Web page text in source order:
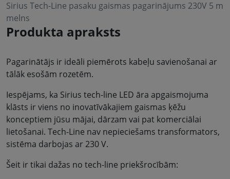
Sirius Tech-Line pasaku gaismas pagarinājums 230V 5 m
melns
Produkta apraksts
Pagarinātājs ir ideāli piemērots kabeļu savienošanai ar
tālāk esošām rozetēm.
Iespējams, ka Sirius tech-line LED āra apgaismojuma
klāsts ir viens no inovatīvākajiem gaismas ķēžu
konceptiem jūsu mājai, dārzam vai pat komerciālai
lietošanai. Tech-Line nav nepieciešams transformators,
sistēma darbojas ar 230 V.
Šeit ir tikai dažas no tech-line priekšrocībām: